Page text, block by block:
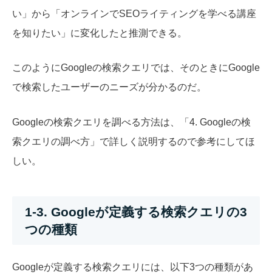
い」から「オンラインでSEOライティングを学べる講座
を知りたい」に変化したと推測できる。
このようにGoogleの検索クエリでは、そのときにGoogle
で検索したユーザーのニーズが分かるのだ。
Googleの検索クエリを調べる方法は、「4. Googleの検
索クエリの調べ方」で詳しく説明するので参考にしてほ
しい。
1-3. Googleが定義する検索クエリの3
つの種類
Googleが定義する検索クエリには、以下3つの種類があ